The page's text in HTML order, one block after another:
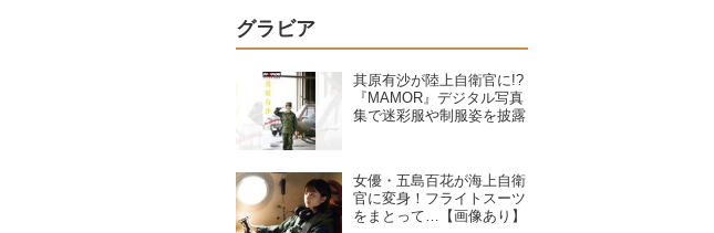
グラビア
其原有沙が陸上自衛官に!?
『MAMOR』デジタル写真
集で迷彩服や制服姿を披露
女優・五島百花が海上自衛
官に変身！フライトスーツ
をまとって…【画像あり】